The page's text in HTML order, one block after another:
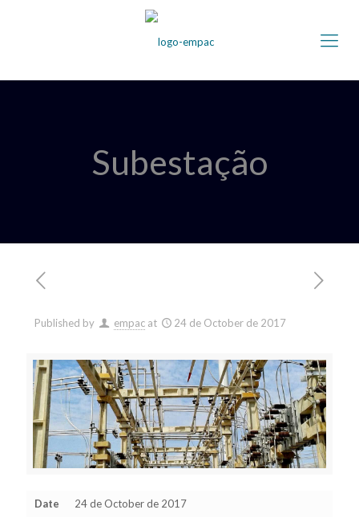
Subestação
Published by empac at 24 de October de 2017
Date 24 de October de 2017